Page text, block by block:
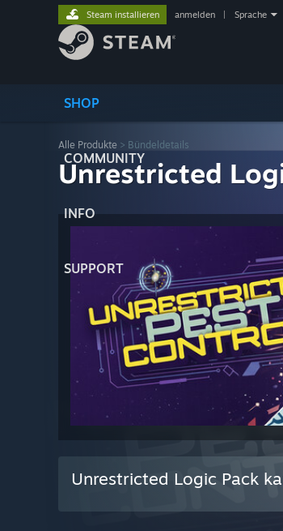
SHOP
COMMUNITY
INFO
SUPPORT
Steam installieren anmelden Sprache
Alle Produkte > Bündeldetails
Unrestricted
Unrestricted Logic Pack